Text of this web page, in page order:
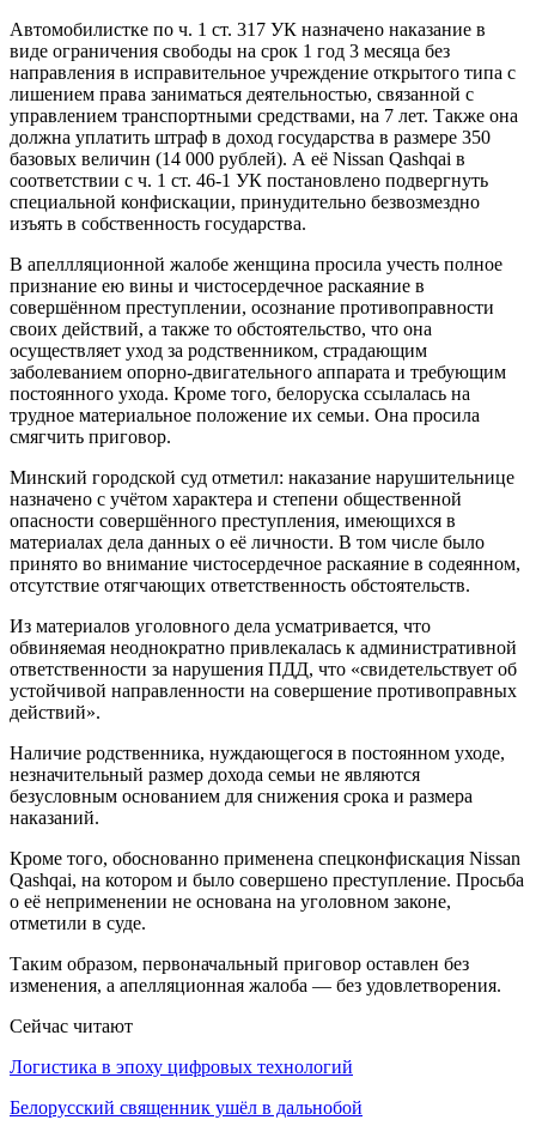
Автомобилистке по ч. 1 cт. 317 УК назначено наказание в
виде ограничения свободы на срок 1 год 3 месяца без
направления в исправительное учреждение открытого типа с
лишением права заниматься деятельностью, связанной с
управлением транспортными средствами, на 7 лет. Также она
должна уплатить штраф в доход государства в размере 350
базовых величин (14 000 рублей). А её Nissan Qashqai в
соответствии с ч. 1 ст. 46-1 УК постановлено подвергнуть
специальной конфискации, принудительно безвозмездно
изъять в собственность государства.
В апеллляционной жалобе женщина просила учесть полное
признание ею вины и чистосердечное раскаяние в
совершённом преступлении, осознание противоправности
своих действий, а также то обстоятельство, что она
осуществляет уход за родственником, страдающим
заболеванием опорно-двигательного аппарата и требующим
постоянного ухода. Кроме того, белоруска ссылалась на
трудное материальное положение их семьи. Она просила
смягчить приговор.
Минский городской суд отметил: наказание нарушительнице
назначено с учётом характера и степени общественной
опасности совершённого преступления, имеющихся в
материалах дела данных о её личности. В том числе было
принято во внимание чистосердечное раскаяние в содеянном,
отсутствие отягчающих ответственность обстоятельств.
Из материалов уголовного дела усматривается, что
обвиняемая неоднократно привлекалась к административной
ответственности за нарушения ПДД, что «свидетельствует об
устойчивой направленности на совершение противоправных
действий».
Наличие родственника, нуждающегося в постоянном уходе,
незначительный размер дохода семьи не являются
безусловным основанием для снижения срока и размера
наказаний.
Кроме того, обоснованно применена спецконфискация Nissan
Qashqai, на котором и было совершено преступление. Просьба
о её неприменении не основана на уголовном законе,
отметили в суде.
Таким образом, первоначальный приговор оставлен без
изменения, а апелляционная жалоба — без удовлетворения.
Сейчас читают
Логистика в эпоху цифровых технологий
Белорусский священник ушёл в дальнобой